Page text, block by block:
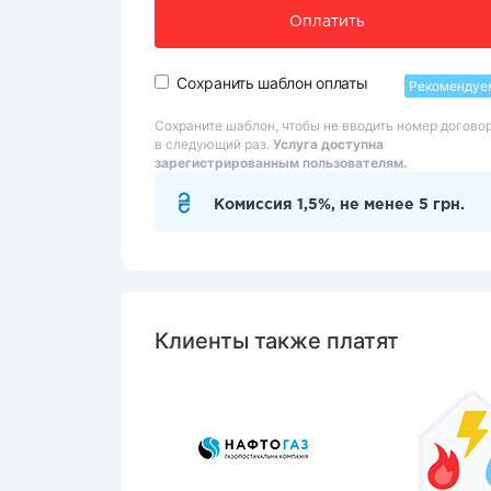
Оплатить
Сохранить шаблон оплаты
Сохраните шаблон, чтобы не вводить номер
в следующий раз. Услуга доступна
зарегистрированным пользователям.
Комиссия 1,5%, не менее 5 грн.
Клиенты также платят